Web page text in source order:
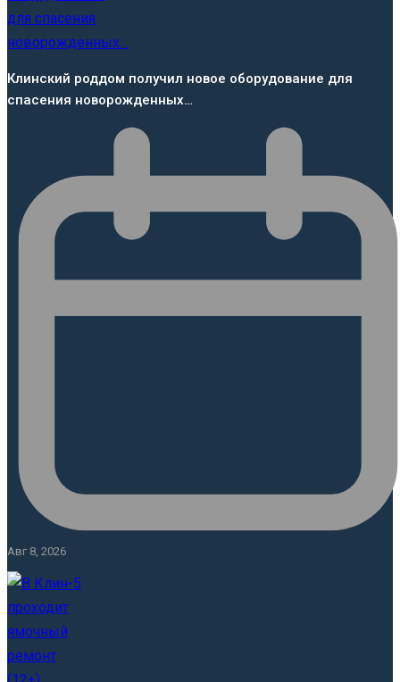
Клинский роддом получил новое оборудование для
спасения новорожденных…
Авг 8, 2026